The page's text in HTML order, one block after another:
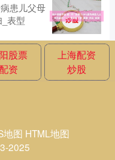
患儿父母
表型
股票
配资
上海配资
炒股
地图 HTML地图
2025